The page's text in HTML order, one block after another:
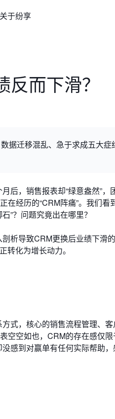
关于纷享
而下滑？
据迁移混乱、急于求成五大症
后，销售报表却“绿意盎然”，
经历的“CRM阵痛”。我们看
”？问题究竟出在哪里？
导致CRM更换后业绩下滑的
转化为增长动力。
式，核心的销售流程管理、
空空如也，CRM的存在感仅限
感到对赢单有任何实际帮助